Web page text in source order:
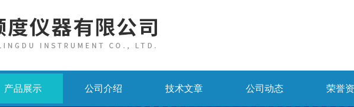
产品展示 公司介绍 技术文章 公司动态 荣誉